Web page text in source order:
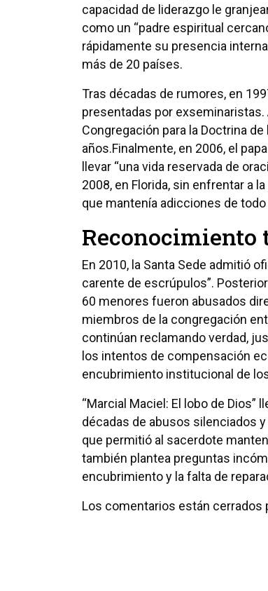
capacidad de liderazgo le
como un “padre espiritual
rápidamente su presencia
más de 20 países.
Tras décadas de rumores, en
presentadas por
Congregación para la Doctrina
años.Finalmente, en 2006, el
llevar “una vida reservada de
2008, en Florida, sin enfrentar a
que mantenía adicciones de todo
En 2010, la Santa Sede admitió
carente de escrúpulos”.
60 menores fueron abusados
miembros de la congregación
continúan reclamando verdad,
los intentos de compensación
encubrimiento institucional de
“Marcial Maciel: El lobo de Dios”
décadas de abusos silenciados
que permitió al sacerdote
también plantea preguntas
encubrimiento y la falta de
Los comentarios están cerrados